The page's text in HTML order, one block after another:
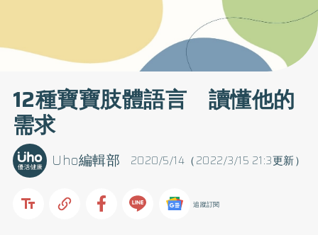
12種寶寶肢體語言 讀懂他的
需求
2020/5/14（2022/3/15 21:3更新）
Uho編輯部
追蹤訂閱